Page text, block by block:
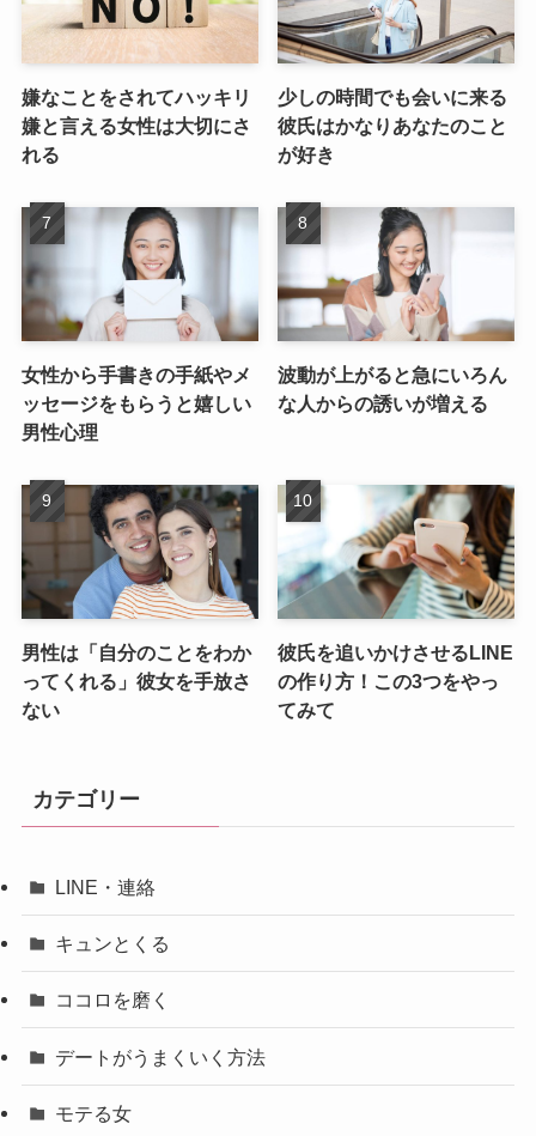
嫌なことをされてハッキリ
嫌と言える女性は大切にさ
れる
少しの時間でも会いに来る
彼氏はかなりあなたのこと
が好き
女性から手書きの手紙やメ
ッセージをもらうと嬉しい
男性心理
波動が上がると急にいろん
な人からの誘いが増える
男性は「自分のことをわか
ってくれる」彼女を手放さ
ない
彼氏を追いかけさせるLINE
の作り方！この3つをやっ
てみて
カテゴリー
LINE・連絡
キュンとくる
ココロを磨く
デートがうまくいく方法
モテる女